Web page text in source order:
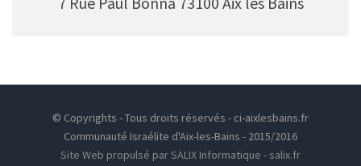
© Copyrights - Tous droits réservés - ci-aixlesbains.fr
Communauté Israélite d'Aix-les-Bains - 2015/2016
Site Web propulsé par SALIX Informatique - salix.fr